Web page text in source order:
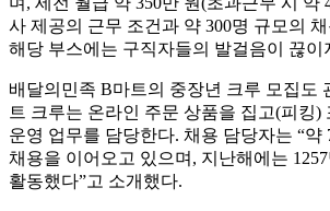
사 제공의 근무 조건과 약 300명 규모의
해당 부스에는 구직자들의 발걸음이 끊이
배달의민족 B마트의 중장년 크루 모집도
트 크루는 온라인 주문 상품을 집고(피킹)
운영 업무를 담당한다. 채용 담당자는 “약
채용을 이어오고 있으며, 지난해에는
활동했다”고 소개했다.